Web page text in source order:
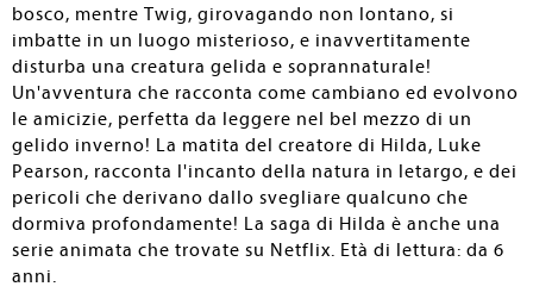
bosco, mentre Twig, girovagando non lontano, si
imbatte in un luogo misterioso, e inavvertitamente
disturba una creatura gelida e soprannaturale!
Un'avventura che racconta come cambiano ed evolvono
le amicizie, perfetta da leggere nel bel mezzo di un
gelido inverno! La matita del creatore di Hilda, Luke
Pearson, racconta l'incanto della natura in letargo, e dei
pericoli che derivano dallo svegliare qualcuno che
dormiva profondamente! La saga di Hilda è anche una
serie animata che trovate su Netflix. Età di lettura: da 6
anni.